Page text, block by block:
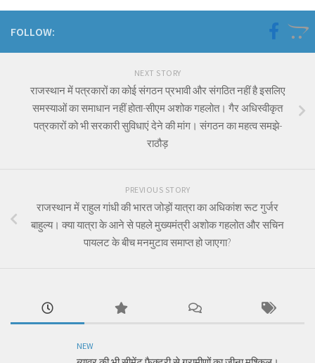
FOLLOW:
NEXT STORY
राजस्थान में पत्रकारों का कोई संगठन प्रभावी और संगठित नहीं है इसलिए
समस्याओं का समाधान नहीं होता-सीएम अशोक गहलोत। गैर अधिस्वीकृत
पत्रकारों को भी सरकारी सुविधाएं देने की मांग। संगठन का महत्व समझे-
राठौड़
PREVIOUS STORY
राजस्थान में राहुल गांधी की भारत जोड़ों यात्रा का अधिकांश रूट गुर्जर
बाहुल्य। क्या यात्रा के आने से पहले मुख्यमंत्री अशोक गहलोत और सचिन
पायलट के बीच मनमुटाव समाप्त हो जाएगा?
NEW